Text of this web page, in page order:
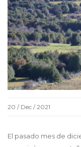
20 / Dec / 2021
El pasado mes de